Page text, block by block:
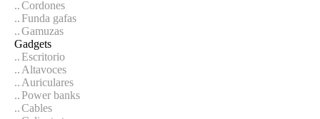
Cordones
Funda gafas
Gamuzas
Gadgets
Escritorio
Altavoces
Auriculares
Power banks
Cables